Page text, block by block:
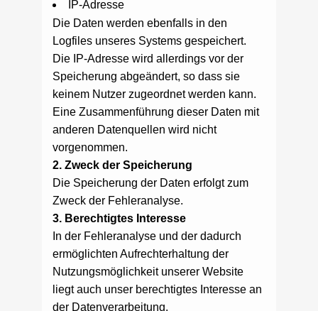
IP-Adresse
Die Daten werden ebenfalls in den
Logfiles unseres Systems gespeichert.
Die IP-Adresse wird allerdings vor der
Speicherung abgeändert, so dass sie
keinem Nutzer zugeordnet werden kann.
Eine Zusammenführung dieser Daten mit
anderen Datenquellen wird nicht
vorgenommen.
2. Zweck der Speicherung
Die Speicherung der Daten erfolgt zum
Zweck der Fehleranalyse.
3. Berechtigtes Interesse
In der Fehleranalyse und der dadurch
ermöglichten Aufrechterhaltung der
Nutzungsmöglichkeit unserer Website
liegt auch unser berechtigtes Interesse an
der Datenverarbeitung.